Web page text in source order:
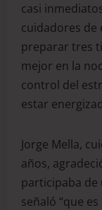
casi
cuidadores de
preparar tres
mejor en la
control del
estar
Jorge Mella,
años,
participaba de
señaló “que